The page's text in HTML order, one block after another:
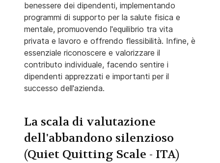
benessere dei dipendenti, implementando
programmi di supporto per la salute fisica e
mentale, promuovendo l'equilibrio tra vita
privata e lavoro e offrendo flessibilità. Infine, è
essenziale riconoscere e valorizzare il
contributo individuale, facendo sentire i
dipendenti apprezzati e importanti per il
successo dell'azienda.
La scala di valutazione
dell'abbandono silenzioso
(Quiet Quitting Scale - ITA)